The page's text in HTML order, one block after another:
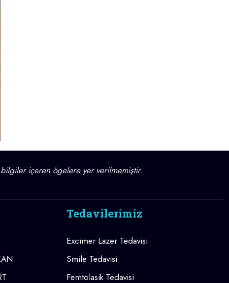
içeren ögelere yer verilmemiştir.
Tedavilerimiz
Excimer Lazer Tedavisi
Smile Tedavisi
Femtolasik Tedavisi